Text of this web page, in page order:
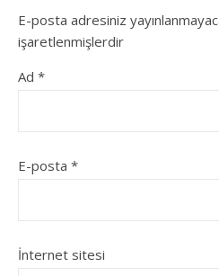
E-posta adresiniz
işaretlenmişlerdir
Ad *
E-posta *
İnternet sitesi